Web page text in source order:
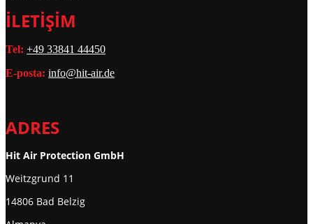
İLETİŞİM
Tel: +49 33841 44450
E-posta: info@hit-air.de
ADRES
Hit Air Protection GmbH
Weitzgrund 11
14806 Bad Belzig